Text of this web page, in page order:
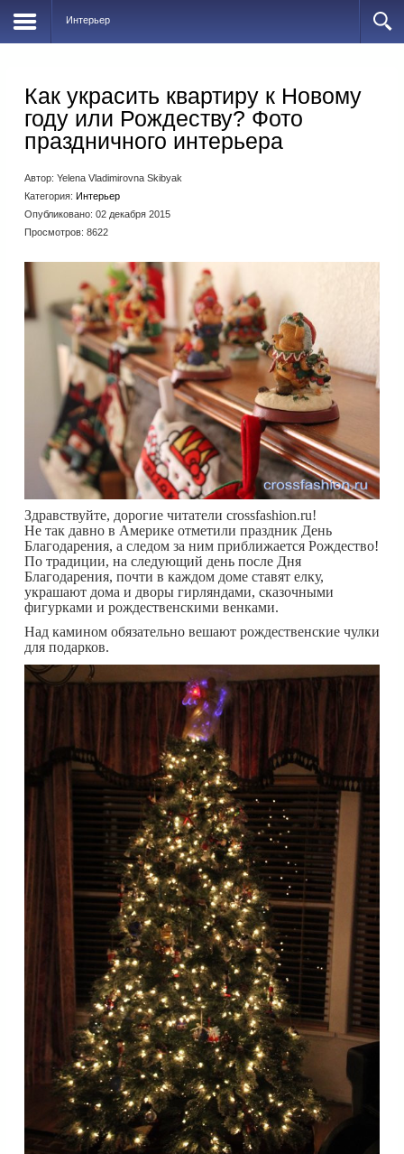
Интерьер
Как украсить квартиру к Новому
году или Рождеству? Фото
праздничного интерьера
Автор: Yelena Vladimirovna Skibyak
Категория: Интерьер
Опубликовано: 02 декабря 2015
Просмотров: 8622
Здравствуйте, дорогие читатели crossfashion.ru!
Не так давно в Америке отметили праздник День
Благодарения, а следом за ним приближается Рождество!
По традиции, на следующий день после Дня
Благодарения, почти в каждом доме ставят елку,
украшают дома и дворы гирляндами, сказочными
фигурками и рождественскими венками.
Над камином обязательно вешают рождественские чулки
для подарков.